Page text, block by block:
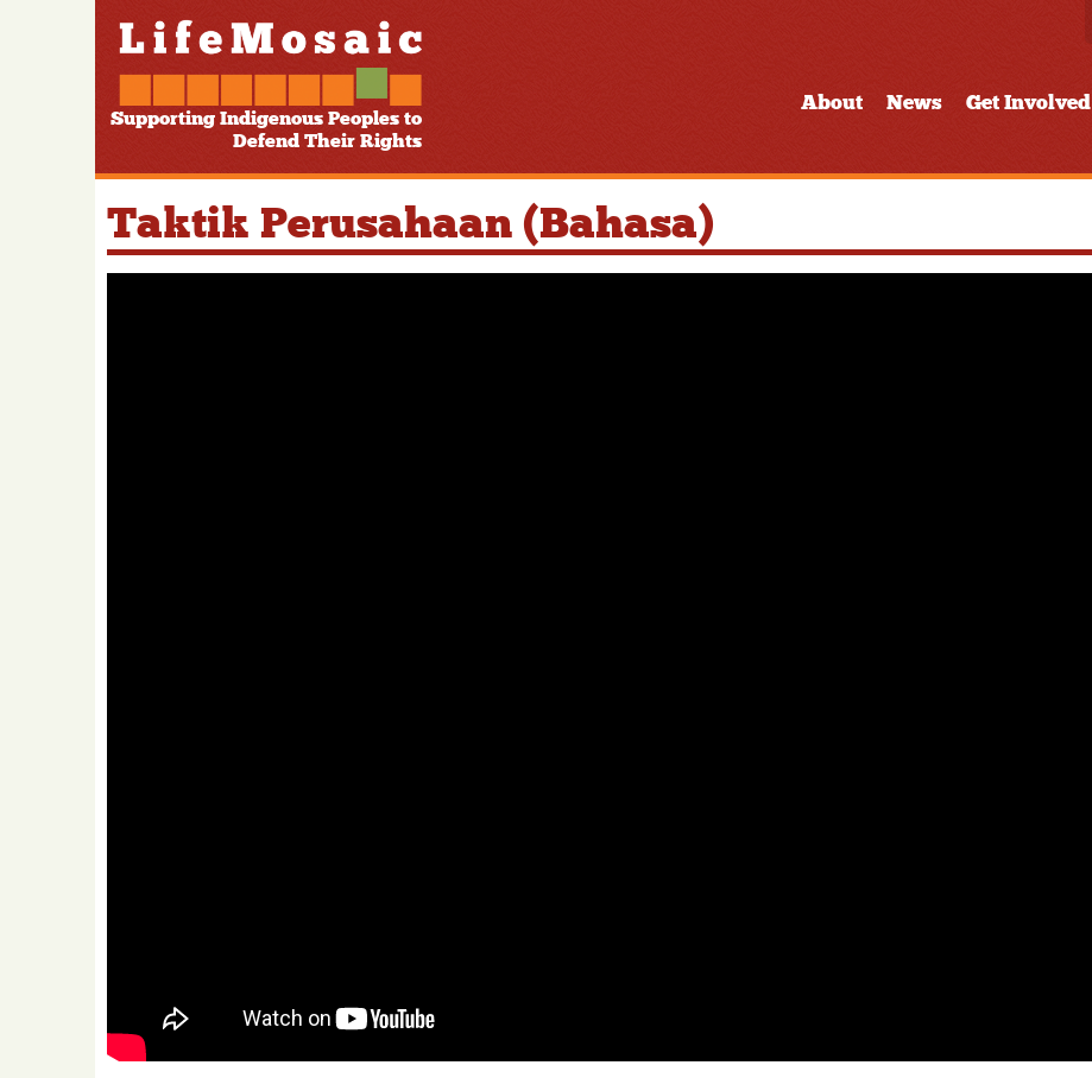
Supporting Indigenous Peoples to
Defend Their Rights
About News Get Involved
Taktik Perusahaan (Bahasa)